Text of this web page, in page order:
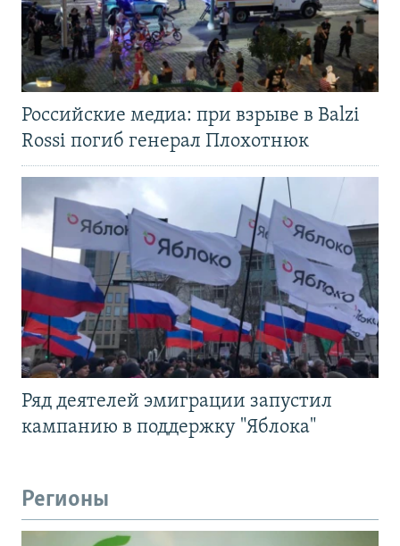
Российские медиа: при взрыве в Balzi
Rossi погиб генерал Плохотнюк
Ряд деятелей эмиграции запустил
кампанию в поддержку "Яблока"
Регионы